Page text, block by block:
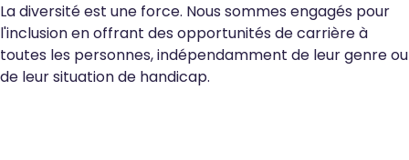
La diversité est une force. Nous sommes engagés pour
l'inclusion en offrant des opportunités de carrière à
toutes les personnes, indépendamment de leur genre ou
de leur situation de handicap.